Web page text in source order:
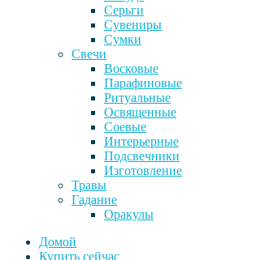
Серьги
Сувениры
Сумки
Свечи
Восковые
Парафиновые
Ритуальные
Освященные
Соевые
Интерьерные
Подсвечники
Изготовление
Травы
Гадание
Оракулы
Домой
Купить сейчас